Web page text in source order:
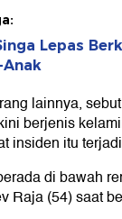
Lepas
lainnya,
berjenis
insiden itu
di bawah
Raja (54) saat